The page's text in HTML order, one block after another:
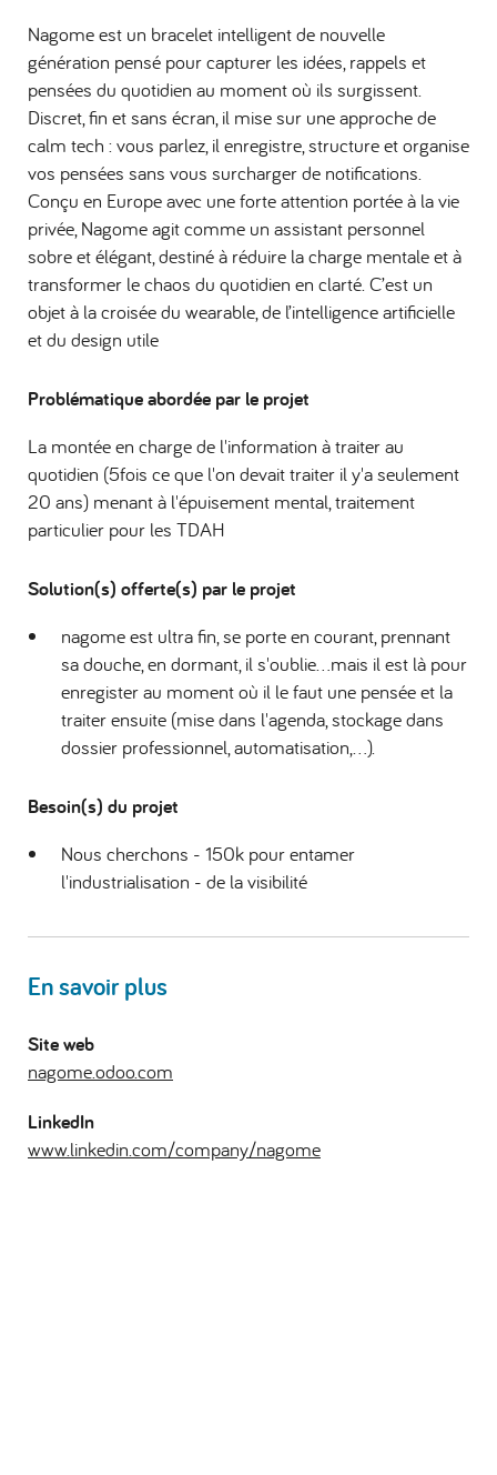
Nagome est un bracelet intelligent de nouvelle
génération pensé pour capturer les idées, rappels et
pensées du quotidien au moment où ils surgissent.
Discret, fin et sans écran, il mise sur une approche de
calm tech : vous parlez, il enregistre, structure et organise
vos pensées sans vous surcharger de notifications.
Conçu en Europe avec une forte attention portée à la vie
privée, Nagome agit comme un assistant personnel
sobre et élégant, destiné à réduire la charge mentale et à
transformer le chaos du quotidien en clarté. C’est un
objet à la croisée du wearable, de l’intelligence artificielle
et du design utile
Problématique abordée par le projet
La montée en charge de l'information à traiter au
quotidien (5fois ce que l'on devait traiter il y'a seulement
20 ans) menant à l'épuisement mental, traitement
particulier pour les TDAH
Solution(s) offerte(s) par le projet
nagome est ultra fin, se porte en courant, prennant
sa douche, en dormant, il s'oublie...mais il est là pour
enregister au moment où il le faut une pensée et la
traiter ensuite (mise dans l'agenda, stockage dans
dossier professionnel, automatisation,...).
Besoin(s) du projet
Nous cherchons - 150k pour entamer
l'industrialisation - de la visibilité
En savoir plus
Site web
nagome.odoo.com
LinkedIn
www.linkedin.com/company/nagome